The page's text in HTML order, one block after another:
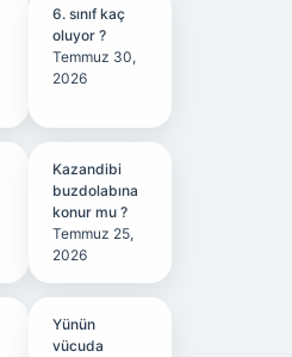
6. sınıf kaç
oluyor ?
Temmuz 30,
2026
Kazandibi
buzdolabına
konur mu ?
Temmuz 25,
2026
Yünün
vücuda